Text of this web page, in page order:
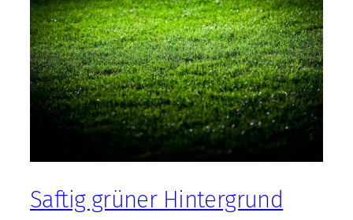
Saftig grüner Hintergrund